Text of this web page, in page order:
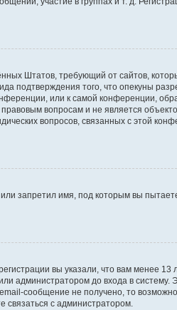
Штатов, требующий от сайтов,
подтверждения того, что опекуны
или к самой конференции,
вопросам и не является
вопросов, связанных с этой
запретил имя, под которым вы
вы указали, что вам менее 13
администратором до входа в систему.
сообщение не получено, то
связаться с администратором.